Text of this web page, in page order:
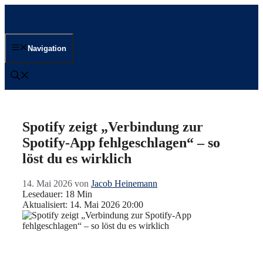
Navigation
Spotify zeigt „Verbindung zur
Spotify-App fehlgeschlagen“ – so
löst du es wirklich
14. Mai 2026 von Jacob Heinemann
Lesedauer: 18 Min
Aktualisiert: 14. Mai 2026 20:00